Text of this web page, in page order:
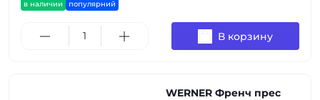
в наличии популярний
В корзину
WERNER Френч прес